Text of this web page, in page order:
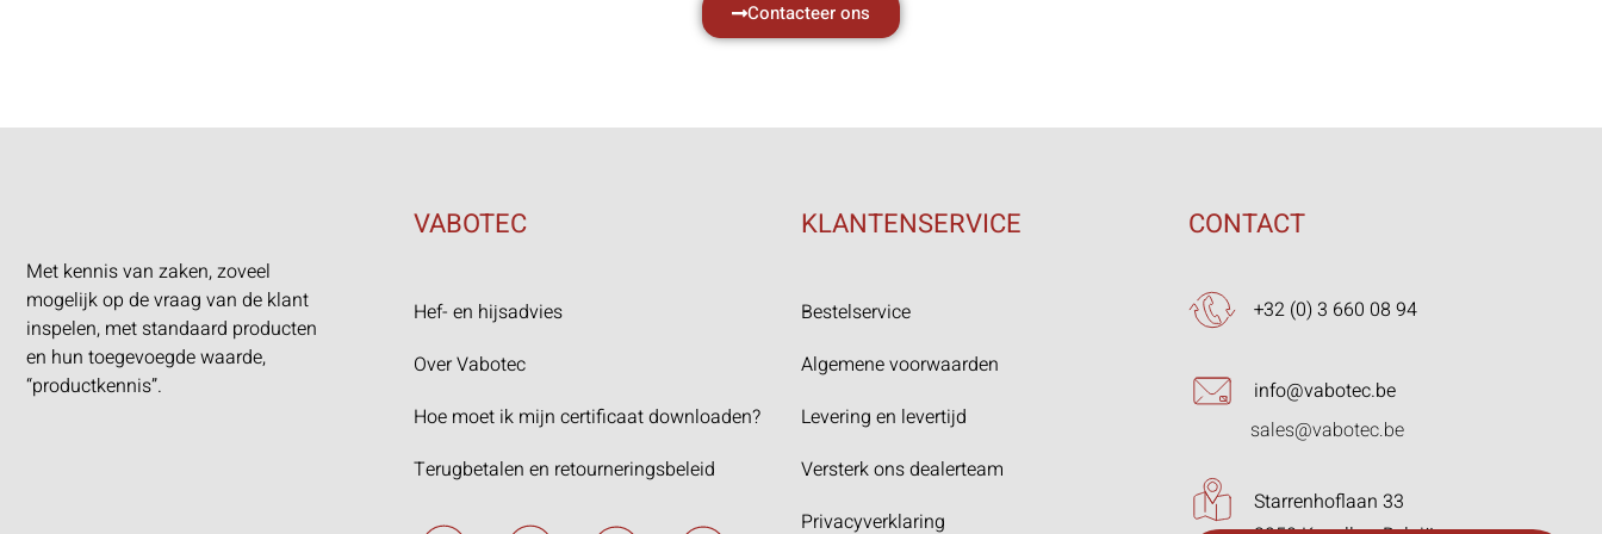
Contacteer ons
Met kennis van zaken, zoveel
mogelijk op de vraag van de klant
inspelen, met standaard producten
en hun toegevoegde waarde,
“productkennis”.
VABOTEC
Hef- en hijsadvies
Over Vabotec
Hoe moet ik mijn certificaat downloaden?
Terugbetalen en retourneringsbeleid
KLANTENSERVICE
Bestelservice
Algemene voorwaarden
Levering en levertijd
Versterk ons dealerteam
Privacyverklaring
CONTACT
+32 (0) 3 660 08 94
info@vabotec.be
sales@vabotec.be
Starrenhoflaan 33